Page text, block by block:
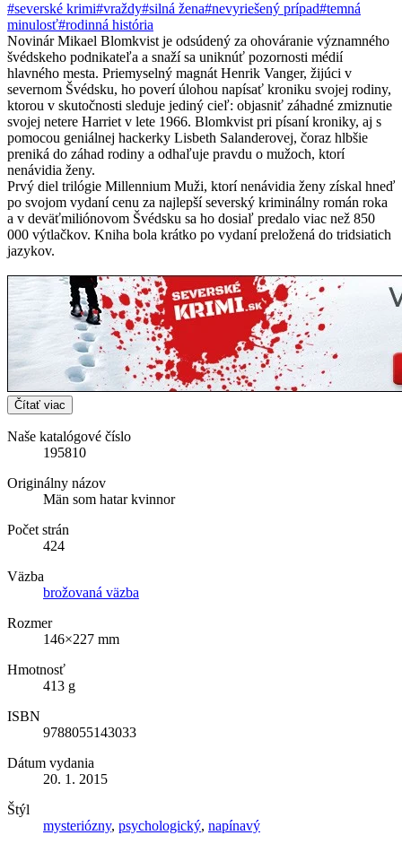
#severské krimi#vraždy#silná žena#nevyriešený prípad#temná
minulosť#rodinná história
Novinár Mikael Blomkvist je odsúdený za ohováranie významného
švédskeho podnikateľa a snaží sa uniknúť pozornosti médií
hlavného mesta. Priemyselný magnát Henrik Vanger, žijúci v
severnom Švédsku, ho poverí úlohou napísať kroniku svojej rodiny,
ktorou v skutočnosti sleduje jediný cieľ: objasniť záhadné zmiznutie
svojej netere Harriet v lete 1966. Blomkvist pri písaní kroniky, aj s
pomocou geniálnej hackerky Lisbeth Salanderovej, čoraz hlbšie
preniká do záhad rodiny a odhaľuje pravdu o mužoch, ktorí
nenávidia ženy.
Prvý diel trilógie Millennium Muži, ktorí nenávidia ženy získal hneď
po svojom vydaní cenu za najlepší severský kriminálny román roka
a v deväťmiliónovom Švédsku sa ho dosiaľ predalo viac než 850
000 výtlačkov. Kniha bola krátko po vydaní preložená do tridsiatich
jazykov.
Čítať viac
Naše katalógové číslo
195810
Originálny názov
Män som hatar kvinnor
Počet strán
424
Väzba
brožovaná väzba
Rozmer
146×227 mm
Hmotnosť
413 g
ISBN
9788055143033
Dátum vydania
20. 1. 2015
Štýl
mysteriózny, psychologický, napínavý